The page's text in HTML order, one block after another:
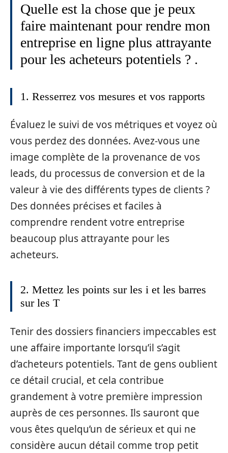
Quelle est la chose que je peux
faire maintenant pour rendre mon
entreprise en ligne plus attrayante
pour les acheteurs potentiels ? .
1. Resserrez vos mesures et vos rapports
Évaluez le suivi de vos métriques et voyez où
vous perdez des données. Avez-vous une
image complète de la provenance de vos
leads, du processus de conversion et de la
valeur à vie des différents types de clients ?
Des données précises et faciles à
comprendre rendent votre entreprise
beaucoup plus attrayante pour les
acheteurs.
2. Mettez les points sur les i et les barres
sur les T
Tenir des dossiers financiers impeccables est
une affaire importante lorsqu’il s’agit
d’acheteurs potentiels. Tant de gens oublient
ce détail crucial, et cela contribue
grandement à votre première impression
auprès de ces personnes. Ils sauront que
vous êtes quelqu’un de sérieux et qui ne
considère aucun détail comme trop petit